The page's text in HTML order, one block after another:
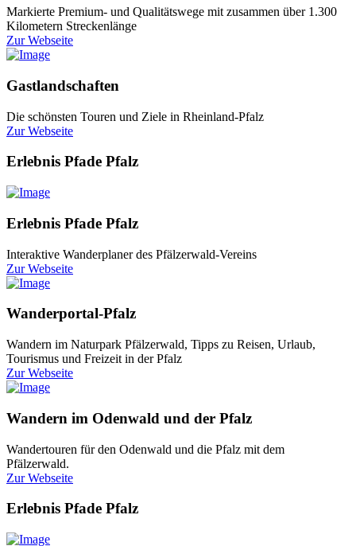
Markierte Premium- und Qualitätswege mit zusammen über 1.300
Kilometern Streckenlänge
Zur Webseite
Gastlandschaften
Die schönsten Touren und Ziele in Rheinland-Pfalz
Zur Webseite
Erlebnis Pfade Pfalz
Erlebnis Pfade Pfalz
Interaktive Wanderplaner des Pfälzerwald-Vereins
Zur Webseite
Wanderportal-Pfalz
Wandern im Naturpark Pfälzerwald, Tipps zu Reisen, Urlaub,
Tourismus und Freizeit in der Pfalz
Zur Webseite
Wandern im Odenwald und der Pfalz
Wandertouren für den Odenwald und die Pfalz mit dem
Pfälzerwald.
Zur Webseite
Erlebnis Pfade Pfalz